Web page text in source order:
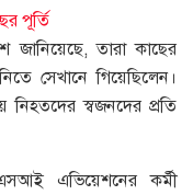
পূর্তি
জানিয়েছে, তারা কাছের
সেখানে গিয়েছিলেন।
নিহতদের স্বজনদের প্রতি
এভিয়েশনের কর্মী